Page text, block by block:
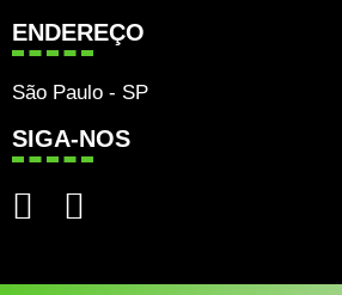
ENDEREÇO
São Paulo - SP
SIGA-NOS